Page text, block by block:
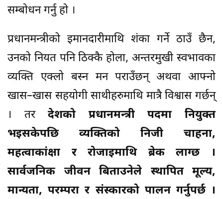
सम्बोधन गर्नु हो ।
प्रधानमन्त्रीको इमानदारीमाथि शंका गर्ने ठाउँ छैन,
उनको नियत पनि ठिक्कै होला, अन्तरमुखी स्वभावका
व्यक्ति एक्लो बस्न मन पराउँछन् अथवा आफ्नो
खास–खास सहयोगी साथीहरुमाथि मात्रै विश्वास गर्छन्
। तरदेशको प्रधानमन्त्री पदमा नियुक्त
भइसकेपछि व्यक्तिको निजी चाहना,
महत्वाकांक्षा र रोजाइमाथि ब्रेक लाग्छ ।
सार्वजनिक जीवन बिताउनेले स्थापित मूल्य,
मान्यता, परम्परा र संस्कारको पालन गर्नुपर्छ ।